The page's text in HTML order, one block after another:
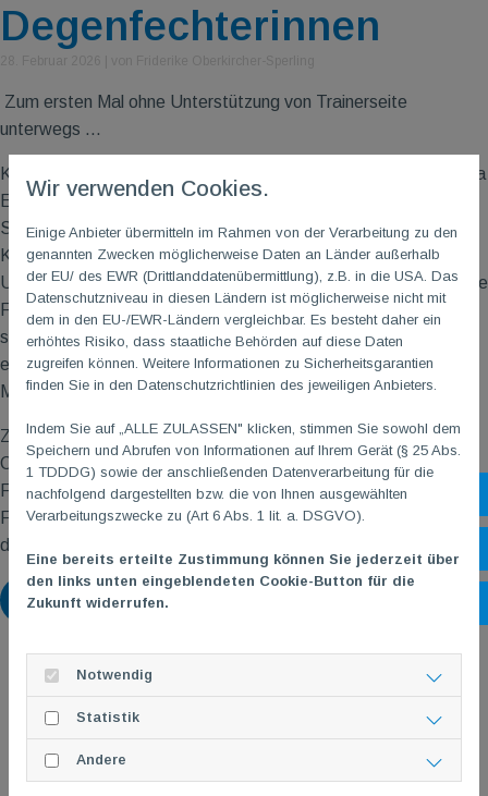
Zurück
Degenfechterinnen
Zum ersten Mal ohne Unterstützung von Trainerseite
unterwegs ...
Kaiserslautern/Frankfurt am Main – Am 22.2.2026 gingen Marija
Eksizoglou, Franka Oberkircher, Jule Scheffe & Marlene
Schütze in der U20 beim Viktor-Schwarz-Turnier in
Kaiserslautern an den Start. Zum ersten Mal ohne
Unterstützung von Trainerseite unterwegs, schlugen sich unsere
Fechterinnen sehr gut. Franka konnte das Turnier nach einer
starken Vorrunde und spannenden K.O.-Gefechten für sich
entscheiden und gewann die Goldmedaille 🥇. Jule, Marija und
Marlene belegten die Plätze 7, 8, und 9.
Zeitgleich trat Pauline Kubiczeck in der U15 bei der Allstar
Challenge in Frankfurt an. Mit Platz 30 im starken Feld von 110
Fechterinnen aus zehn Ländern gelang es Pauline als erster
Fechterin der aktuellen Degen-Trainingsgruppe, Punkte für die
deutsche Rangliste zu ergattern.
Wir verwenden Cookies.
Einige Anbieter übermitteln im Rahmen von der Verarbeitung zu den
genannten Zwecken möglicherweise Daten an Länder außerhalb
der EU/ des EWR (Drittlanddatenübermittlung), z.B. in die USA. Das
Datenschutzniveau in diesen Ländern ist möglicherweise nicht mit
dem in den EU-/EWR-Ländern vergleichbar. Es besteht daher ein
erhöhtes Risiko, dass staatliche Behörden auf diese Daten
zugreifen können. Weitere Informationen zu Sicherheitsgarantien
finden Sie in den Datenschutzrichtlinien des jeweiligen Anbieters.
Indem Sie auf „ALLE ZULASSEN" klicken, stimmen Sie sowohl dem
Speichern und Abrufen von Informationen auf Ihrem Gerät (§ 25 Abs.
1 TDDDG) sowie der anschließenden Datenverarbeitung für die
nachfolgend dargestellten bzw. die von Ihnen ausgewählten
Verarbeitungszwecke zu (Art 6 Abs. 1 lit. a. DSGVO).
Eine bereits erteilte Zustimmung können Sie jederzeit über
den links unten eingeblendeten Cookie-Button für die
Zukunft widerrufen.
Notwendig
Statistik
Andere